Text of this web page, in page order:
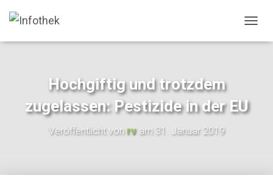
A
Hochgiftig und trotzdem
zugelassen: Pestizide in der EU
Veröffentlicht von rvam 31. Januar 2019